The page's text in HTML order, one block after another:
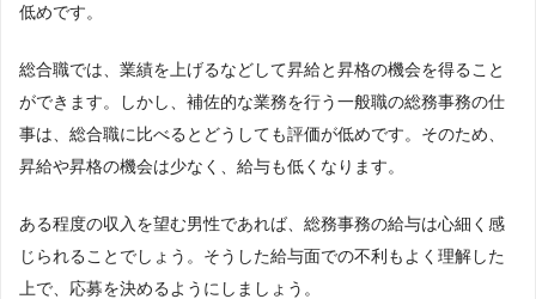
低めです。
総合職では、業績を上げるなどして昇給と昇格の機会を得ること
ができます。しかし、補佐的な業務を行う一般職の総務事務の仕
事は、総合職に比べるとどうしても評価が低めです。そのため、
昇給や昇格の機会は少なく、給与も低くなります。
ある程度の収入を望む男性であれば、総務事務の給与は心細く感
じられることでしょう。そうした給与面での不利もよく理解した
上で、応募を決めるようにしましょう。